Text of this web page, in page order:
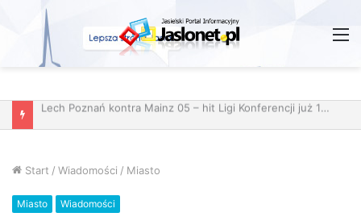
Start / Wiadomości / Miasto
Miasto Wiadomości